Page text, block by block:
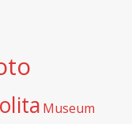
Museum